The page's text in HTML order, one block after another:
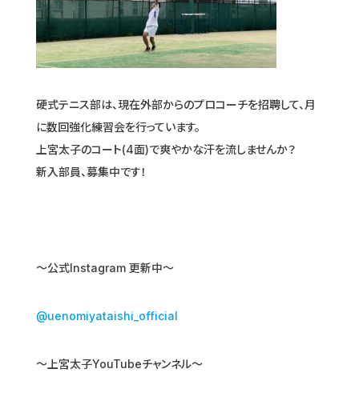
硬式テニス部は、現在外部からのプロコーチを招聘して、月
に数回強化練習会を行っています。
上宮太子のコート(4面)で爽やかな汗を流しませんか？
新入部員、募集中です！
〜公式Instagram 更新中〜
@uenomiyataishi_official
～上宮太子YouTubeチャンネル～